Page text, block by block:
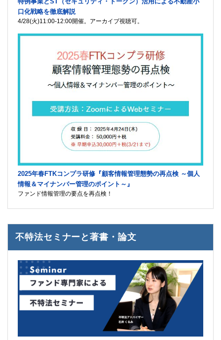
口化戦略を徹底解説
4/28(火)11:00-12:00開催。アーカイブ視聴可。
2025年春FTKコンプラ研修『顧客情報管理態勢の再点検 ～個人
情報＆マイナンバー管理のポイント～』
ファンド情報管理の要点を再点検！
不特法セミナーと著書・論文